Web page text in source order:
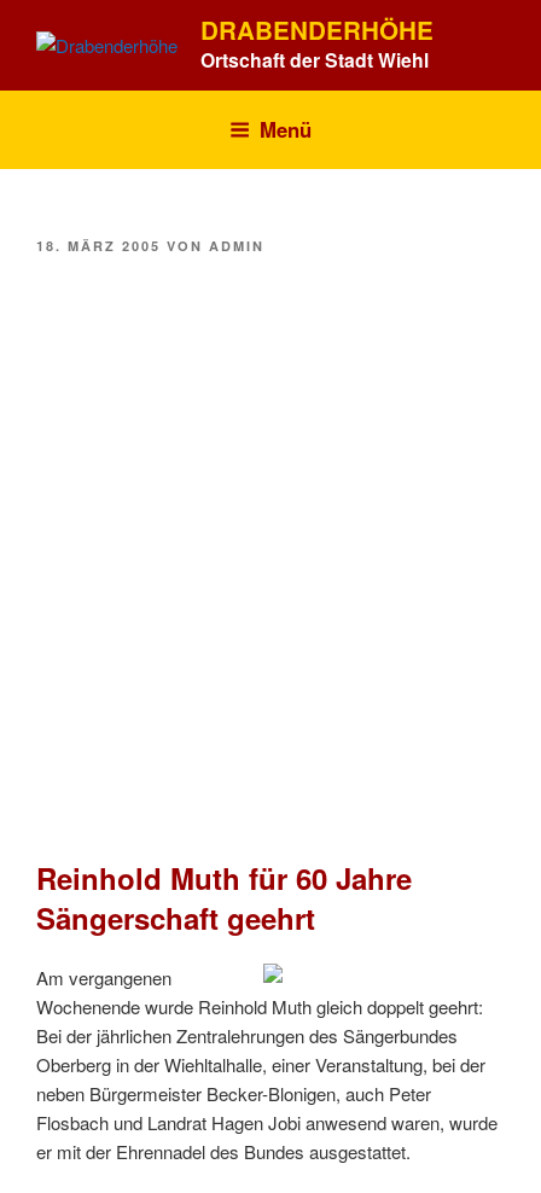
Inhalt
DRABENDERHÖHE
Ortschaft der Stadt Wiehl
Menü
VERÖFFENTLICHT
18. MÄRZ 2005 VON ADMIN
Reinhold Muth für 60 Jahre
Sängerschaft geehrt
Am vergangenen
Wochenende wurde Reinhold Muth gleich doppelt geehrt:
Bei der jährlichen Zentralehrungen des Sängerbundes
Oberberg in der Wiehltalhalle, einer Veranstaltung, bei der
neben Bürgermeister Becker-Blonigen, auch Peter
Flosbach und Landrat Hagen Jobi anwesend waren, wurde
er mit der Ehrennadel des Bundes ausgestattet.